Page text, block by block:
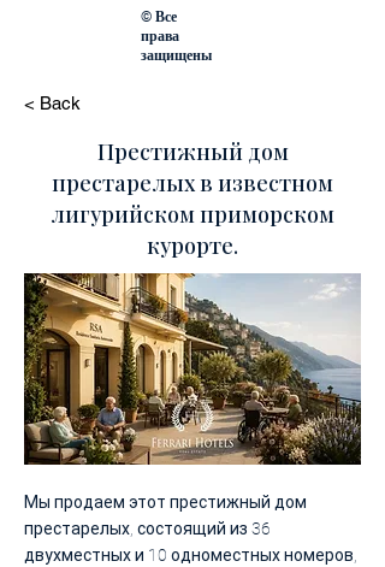
© Все
права
защищены
< Back
Престижный дом
престарелых в известном
лигурийском приморском
курорте.
Мы продаем этот престижный дом
престарелых, состоящий из 36
двухместных и 10 одноместных номеров,